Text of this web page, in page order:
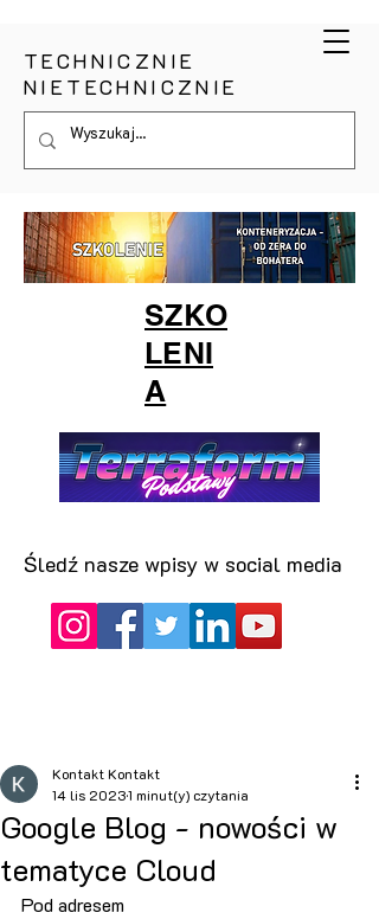
TECHNICZNIE
NIETECHNICZNIE
SZKO
LENI
A
Śledź nasze wpisy w social media
Google Blog - nowości w
tematyce Cloud
Kontakt Kontakt
14 lis 20231 minut(y) czytania
Pod adresem